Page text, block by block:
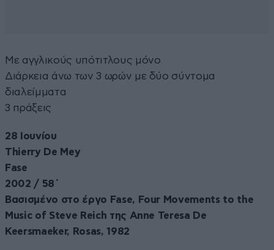
Με αγγλικούς υπότιτλους μόνο
Διάρκεια άνω των 3 ωρών με δύο σύντομα
διαλείμματα
3 πράξεις
28 Ιουνίου
Thierry De Mey
Fase
2002 / 58΄
Βασισμένο στο έργο Fase, Four Movements to the
Music of Steve Reich της Anne Teresa De
Keersmaeker, Rosas, 1982